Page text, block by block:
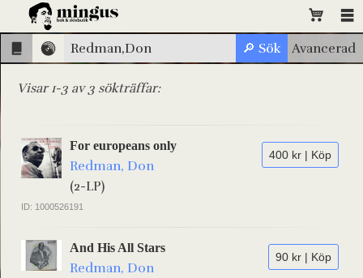
Visar 1-3 av 3 sökträffar:
400 kr | Köp
For europeans only
Redman, Don
(2-LP)
ID: 1000526191
90 kr | Köp
And His All Stars
Redman, Don